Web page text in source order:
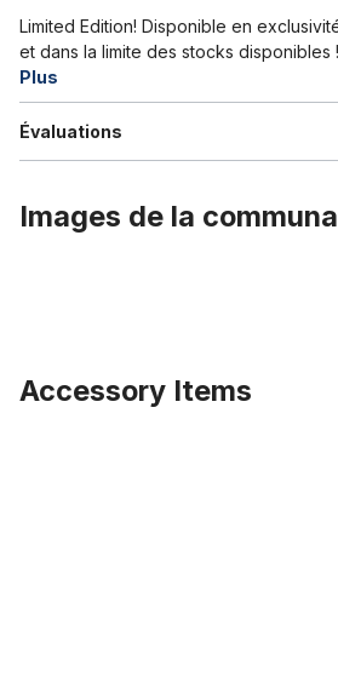
Limited Edition! Disponible en
et dans la limite des stocks
Plus
Évaluations
Images de la
Accessory Items